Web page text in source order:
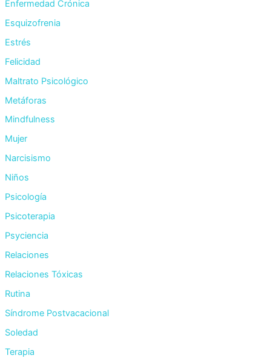
Enfermedad Crónica
Esquizofrenia
Estrés
Felicidad
Maltrato Psicológico
Metáforas
Mindfulness
Mujer
Narcisismo
Niños
Psicología
Psicoterapia
Psyciencia
Relaciones
Relaciones Tóxicas
Rutina
Síndrome Postvacacional
Soledad
Terapia